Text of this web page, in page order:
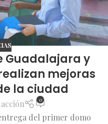
Guadalajara y
mejoras
la ciudad
0
del primer domo